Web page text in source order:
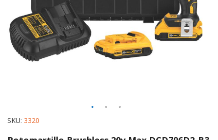
Skip
SKU 3320